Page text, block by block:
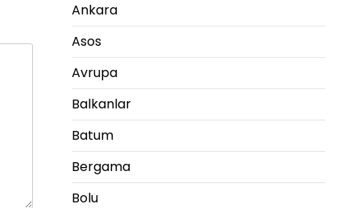
Ankara
Asos
Avrupa
Balkanlar
Batum
Bergama
Bolu